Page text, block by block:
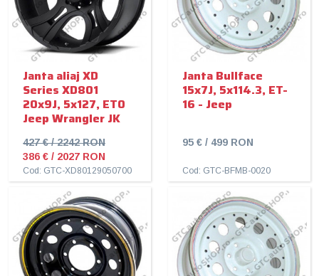
Janta aliaj XD
Series XD801
20x9J, 5x127, ET0
Jeep Wrangler JK
427 € / 2242 RON
386 € / 2027 RON
Cod: GTC-XD80129050700
Janta Bullface
15x7J, 5x114.3, ET-
16 - Jeep
95 € / 499 RON
Cod: GTC-BFMB-0020